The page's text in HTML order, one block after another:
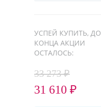
УСПЕЙ КУПИТЬ, ДО
КОНЦА АКЦИИ
ОСТАЛОСЬ:
33 273 ₽
31 610 ₽